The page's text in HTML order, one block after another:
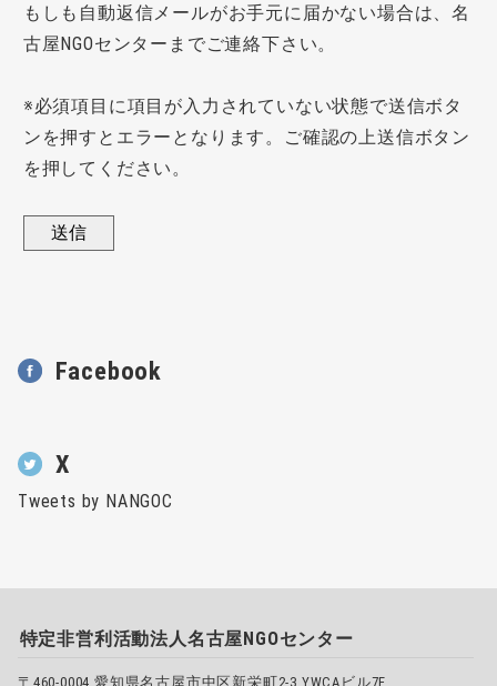
もしも自動返信メールがお手元に届かない場合は、名
古屋NGOセンターまでご連絡下さい。
※必須項目に項目が入力されていない状態で送信ボタ
ンを押すとエラーとなります。ご確認の上送信ボタン
を押してください。
Facebook
X
Tweets by NANGOC
特定非営利活動法人名古屋NGOセンター
〒460-0004 愛知県名古屋市中区新栄町2-3 YWCAビル7F